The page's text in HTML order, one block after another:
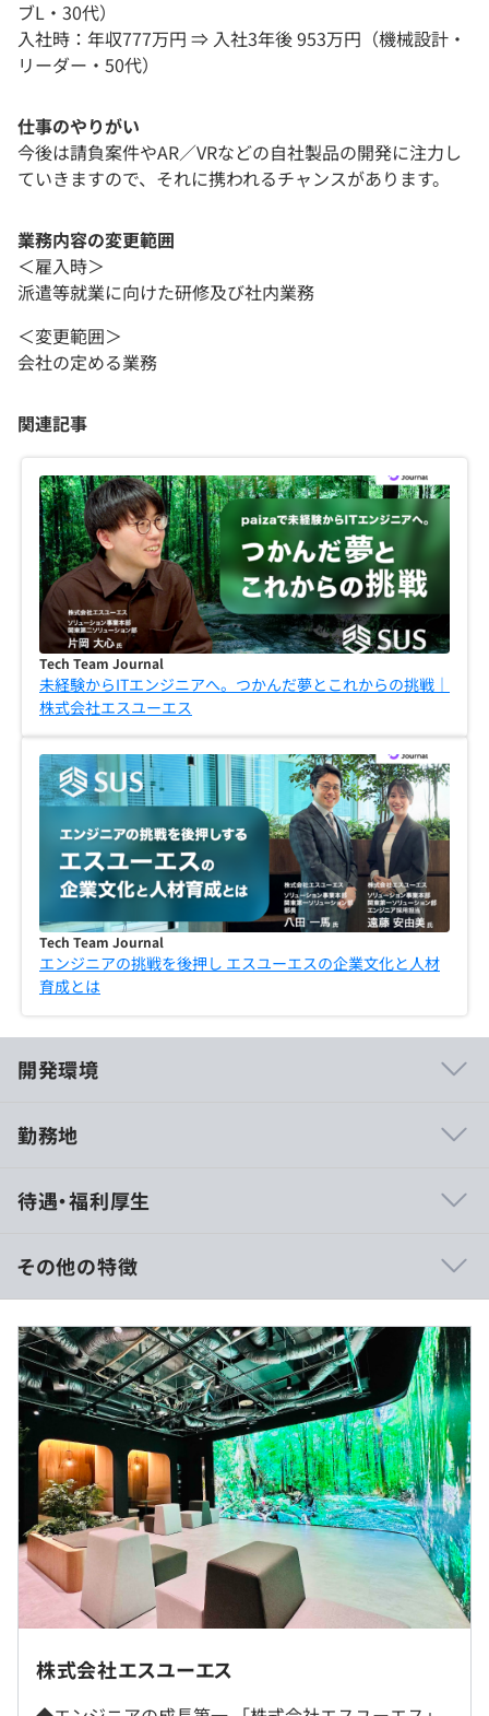
ブL・30代）
入社時：年収777万円 ⇒ 入社3年後 953万円（機械設計・
リーダー・50代）
仕事のやりがい
今後は請負案件やAR／VRなどの自社製品の開発に注力し
ていきますので、それに携われるチャンスがあります。
業務内容の変更範囲
＜雇入時＞
派遣等就業に向けた研修及び社内業務
＜変更範囲＞
会社の定める業務
関連記事
Tech Team Journal
未経験からITエンジニアへ。つかんだ夢とこれからの挑戦｜
株式会社エスユーエス
Tech Team Journal
エンジニアの挑戦を後押し エスユーエスの企業文化と人材
育成とは
開発環境
・月1回以上のメンバーコンタクト
・月1回程度、数十名規模の勉強会を開催
◎メンバーの提案で外部講師を招いた実績あり
◆キャリア支援
・「HQ」という育成診断システムを活用して、数年後目
指したいポジション／技術分野／働き方を決めます。
・組織心理学に基づいた分析ツールでエンジニアに寄り添
い、将来のキャリア相談を真摯に受けます。
・入社時とは異なる分野へのチャレンジも応援します。
◎エンジニアのキャリア形成専門部隊による手厚いフォロ
ーあり
勤務地
社内もしくはお客様先での勤務となります。
待遇・福利厚生
■賃金形態：月給制
■賃金の決定方法：当社規定により決定いたします
■月給：30万円〜45万円
【年収例】
（例1）601万円 入社5年目 メンバー(経験7年)(月給33万円
＋諸手当＋賞与)
（例2）647万円 入社4年目 リーダー(経験12年)(月給37万
円＋諸手当＋賞与)
（例3）840万円 入社7年目 リーダー(経験16年)(月給46万
円＋諸手当＋賞与)
その他の特徴
株式会社エスユーエス